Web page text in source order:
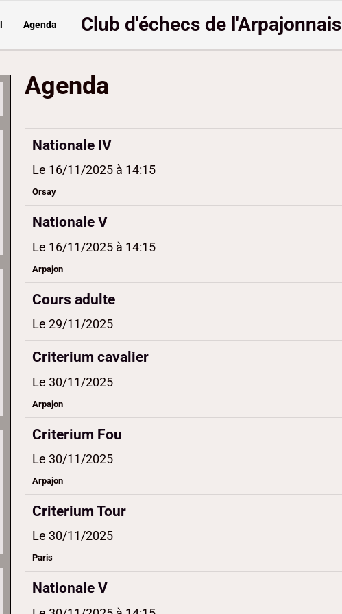
Agenda Club d'échecs de l'Arpajonnais
Agenda
Nationale IV
Le 16/11/2025 à 14:15
Orsay
Nationale V
Le 16/11/2025 à 14:15
Arpajon
Cours adulte
Le 29/11/2025
Criterium cavalier
Le 30/11/2025
Arpajon
Criterium Fou
Le 30/11/2025
Arpajon
Criterium Tour
Le 30/11/2025
Paris
Nationale V